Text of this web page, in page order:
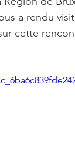
a rendu
cette